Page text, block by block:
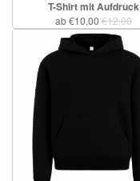
T-Shirt mit Aufdruck
ab €10,00 €12,00